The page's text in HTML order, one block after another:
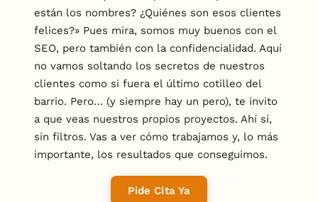
están los nombres? ¿Quiénes son esos clientes
felices?» Pues mira, somos muy buenos con el
SEO, pero también con la confidencialidad. Aquí
no vamos soltando los secretos de nuestros
clientes como si fuera el último cotilleo del
barrio. Pero… (y siempre hay un pero), te invito
a que veas nuestros propios proyectos. Ahí sí,
sin filtros. Vas a ver cómo trabajamos y, lo más
importante, los resultados que conseguimos.
Pide Cita Ya